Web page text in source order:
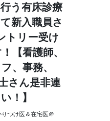
行う有床診療
新入職員さ
トリー受け
【看護師、
、事務、
さん是非連
い！】
つけ医＆在宅医＠